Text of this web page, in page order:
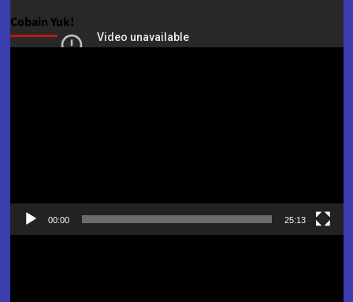
Cobain Yuk!
00:00 25:13